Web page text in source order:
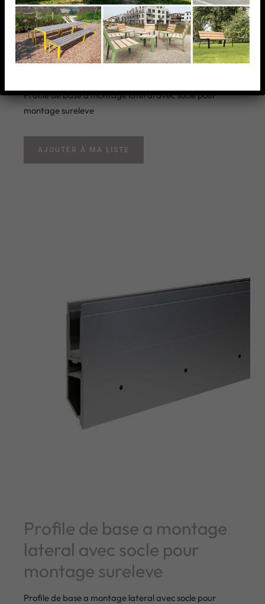
Profile de base a montage
lateral avec socle pour
montage sureleve
Profile de base a montage lateral avec socle pour
montage sureleve
AJOUTER À MA LISTE
Profile de base a montage
lateral avec socle pour
montage sureleve
Profile de base a montage lateral avec socle pour